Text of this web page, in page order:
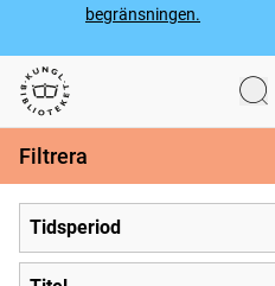
begränsningen.
Svenska tidningar
Filtrera
Tidsperiod